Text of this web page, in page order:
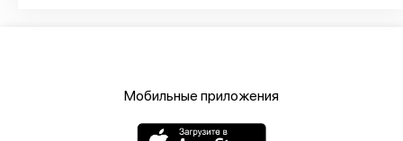
Мобильные приложения